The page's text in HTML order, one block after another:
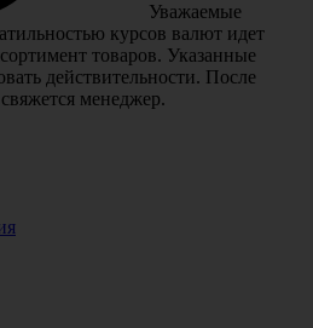
Уважаемые
курсов валют идет
товаров. Указанные
действительности. После
менеджер.